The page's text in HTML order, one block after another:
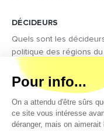
DÉCIDEURS
Quels sont les
politique des régions du